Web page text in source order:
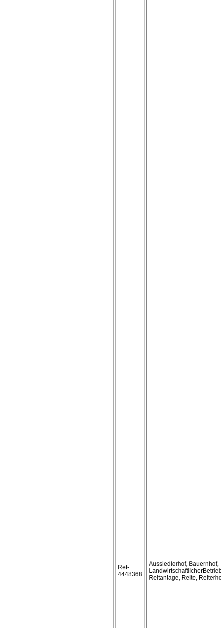
Ref-
4448368
Aussiedlerhof, Bauernhof,
Reitanlage, Reite,